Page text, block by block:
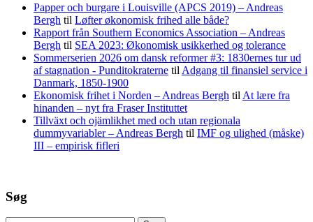
Papper och burgare i Louisville (APCS 2019) – Andreas
Bergh til Løfter økonomisk frihed alle både?
Rapport från Southern Economics Association – Andreas
Bergh til SEA 2023: Økonomisk usikkerhed og tolerance
Sommerserien 2026 om dansk reformer #3: 1830ernes tur ud
af stagnation - Punditokraterne til Adgang til finansiel service i
Danmark, 1850-1900
Ekonomisk frihet i Norden – Andreas Bergh til At lære fra
hinanden – nyt fra Fraser Instituttet
Tillväxt och ojämlikhet med och utan regionala
dummyvariabler – Andreas Bergh til IMF og ulighed (måske)
III – empirisk fifleri
Søg